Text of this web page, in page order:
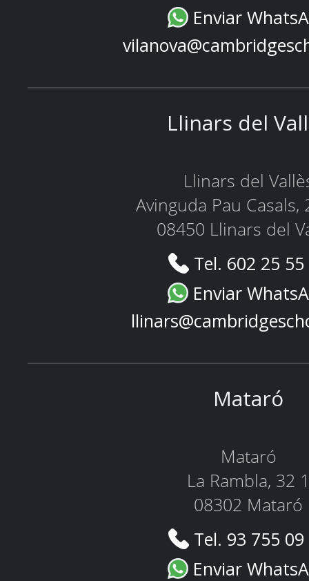
Enviar
Llinars del
Llinars del
Avinguda Pau Casals,
08450 Llinars del
Tel. 602 25
Enviar
Mataró
Mataró
La Rambla, 32 1
08302 Mataró
Tel. 93 755
Enviar